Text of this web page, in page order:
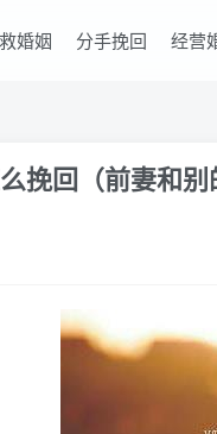
婚姻 分手挽回 经营
挽回（前妻和别